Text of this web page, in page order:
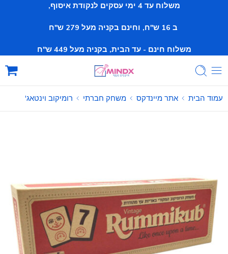
משלוח עד 4 ימי עסקים לנקודת איסוף,
ב 16 ש"ח, וחינם בקניה מעל 279 ש"ח
משלוח חינם - עד הבית, בקניה מעל 449 ש"ח
עמוד הבית אתר מיינדקס משחק חברתי רומיקוב וינטאג'